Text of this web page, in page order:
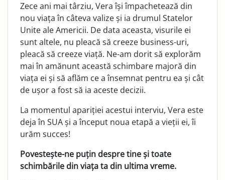
Zece ani mai târziu, Vera își împachetează din
nou viața în câteva valize și ia drumul Statelor
Unite ale Americii. De data aceasta, visurile ei
sunt altele, nu pleacă să creeze business-uri,
pleacă să creeze viață. Ne-am dorit să explo­răm
mai în amănunt această schimbare majoră din
viața ei și să aflăm ce a însemnat pentru ea și cât
de ușor a fost să ia aceste decizii.
La momentul apariției acestui interviu, Vera este
deja în SUA și a început noua etapă a vieții ei, îi
urăm succes!
Povestește-ne puțin despre tine și toate
schimbările din viața ta din ultima vreme.